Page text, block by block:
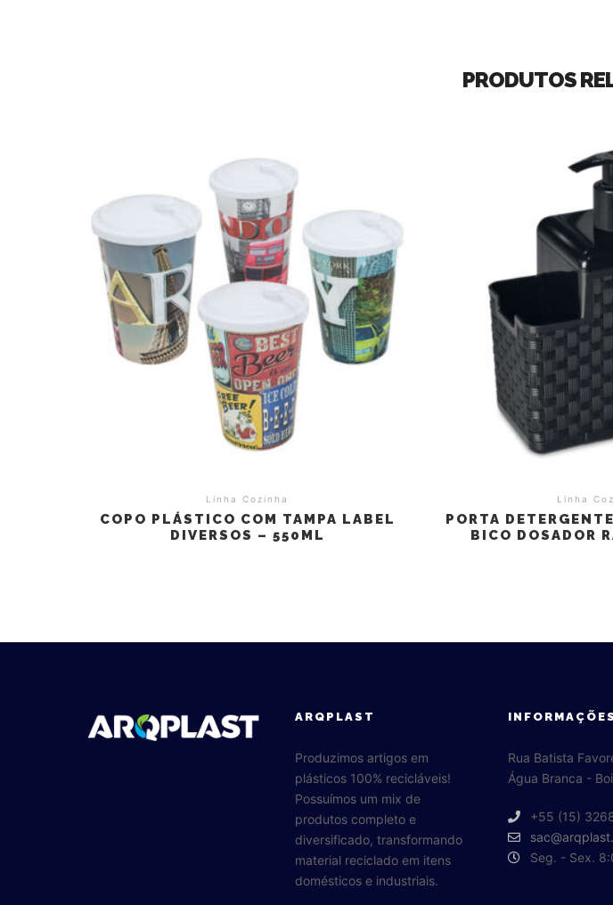
PRODUTOS
Linha Cozinha
COPO PLÁSTICO COM TAMPA LABEL
DIVERSOS – 550ML
Linha
PORTA
BICO DOSADOR
ARQPLAST
Produzimos artigos em
plásticos 100% recicláveis!
Possuímos um mix de
produtos completo e
diversificado, transformando
material reciclado em itens
domésticos e industriais.
INFORMAÇÕES
Rua Batista
Água Branca -
+55 (15)
Seg. - Sex.